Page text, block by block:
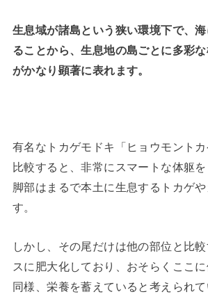
生息域が諸島という狭い環境下で、
ることから、生息地の島ごとに多彩
がかなり顕著に表れます。
有名なトカゲモドキ「ヒョウモント
比較すると、非常にスマートな体躯
脚部はまるで本土に生息するトカゲ
す。
しかし、その尾だけは他の部位と比
スに肥大化しており、おそらくここ
同様、栄養を蓄えていると考えられて